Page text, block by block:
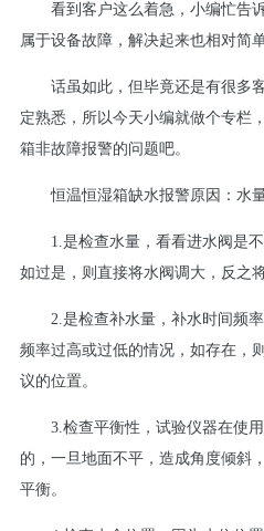
看到客户这么着急，小编忙告诉
属于设备故障，解决起来也相对简
话虽如此，但毕竟还是有很多客
定熟悉，所以今天小编就做个专栏
箱非故障报警的问题吧。
恒温恒湿箱缺水报警原因：水
1.是检查水量，看看进水阀是不
如过是，则直接将水阀调大，反之
2.是检查补水量，补水时间频率
频率过高或过低的情况，如存在，
议的位置。
3.检查平衡性，试验仪器在使用
的，一旦地面不平，造成角度倾斜
平衡。